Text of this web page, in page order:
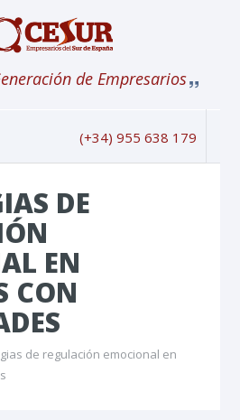
de Empresarios
(+34) 955 638 179
DE
EN
CON
de regulación emocional en